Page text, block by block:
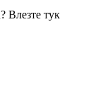
Влезте тук